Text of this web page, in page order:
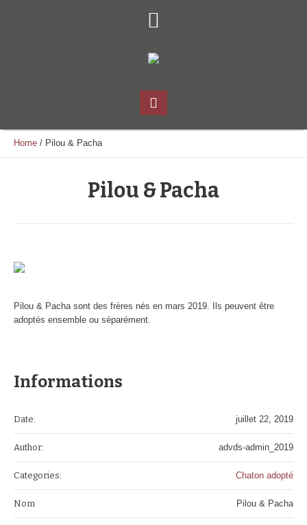
Home / Pilou & Pacha
Pilou & Pacha
Pilou & Pacha sont des frères nés en mars 2019. Ils peuvent être
adoptés ensemble ou séparément.
Informations
Date: juillet 22, 2019
Author: advds-admin_2019
Categories: Chaton adopté
Nom Pilou & Pacha